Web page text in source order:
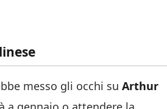
messo gli occhi su Arthur